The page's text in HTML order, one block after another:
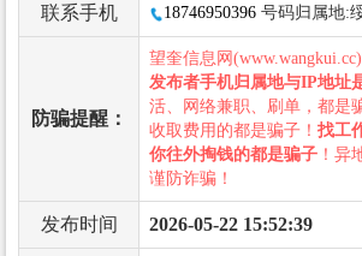
联系手机 18746950396 号码归属地:
防骗提醒：
望奎信息网(www.wangkui.cc)
发布者手机归属地与IP地址
活、网络兼职、刷单，都是
收取费用的都是骗子！ 找工
你往外掏钱的都是骗子 ！异
谨防诈骗！
发布时间 2026-05-22 15:52:39